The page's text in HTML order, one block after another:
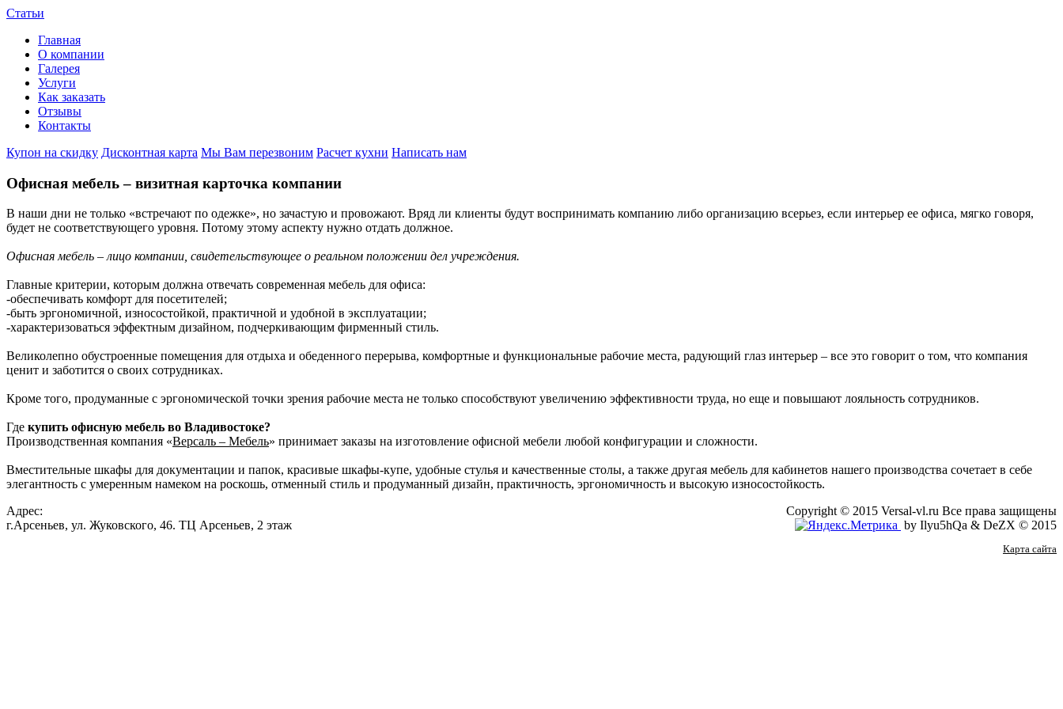
Статьи
Главная
О компании
Галерея
Услуги
Как заказать
Отзывы
Контакты
Купон на скидку Дисконтная карта Мы Вам перезвоним Расчет кухни Написать нам
Офисная мебель – визитная карточка компании
В наши дни не только «встречают по одежке», но зачастую и провожают. Вряд ли клиенты будут воспринимать компанию либо организацию всерьез, если интерьер ее офиса, мягко говоря,
будет не соответствующего уровня. Потому этому аспекту нужно отдать должное.
Офисная мебель – лицо компании, свидетельствующее о реальном положении дел учреждения.
Главные критерии, которым должна отвечать современная мебель для офиса:
-обеспечивать комфорт для посетителей;
-быть эргономичной, износостойкой, практичной и удобной в эксплуатации;
-характеризоваться эффектным дизайном, подчеркивающим фирменный стиль.
Великолепно обустроенные помещения для отдыха и обеденного перерыва, комфортные и функциональные рабочие места, радующий глаз интерьер – все это говорит о том, что компания
ценит и заботится о своих сотрудниках.
Кроме того, продуманные с эргономической точки зрения рабочие места не только способствуют увеличению эффективности труда, но еще и повышают лояльность сотрудников.
Где купить офисную мебель во Владивостоке?
Производственная компания «Версаль – Мебель» принимает заказы на изготовление офисной мебели любой конфигурации и сложности.
Вместительные шкафы для документации и папок, красивые шкафы-купе, удобные стулья и качественные столы, а также другая мебель для кабинетов нашего производства сочетает в себе
элегантность с умеренным намеком на роскошь, отменный стиль и продуманный дизайн, практичность, эргономичность и высокую износостойкость.
Адрес:
г.Арсеньев, ул. Жуковского, 46. ТЦ Арсеньев, 2 этаж
Copyright © 2015 Versal-vl.ru Все права защищены
by Ilyu5hQa & DeZX © 2015
Карта сайта